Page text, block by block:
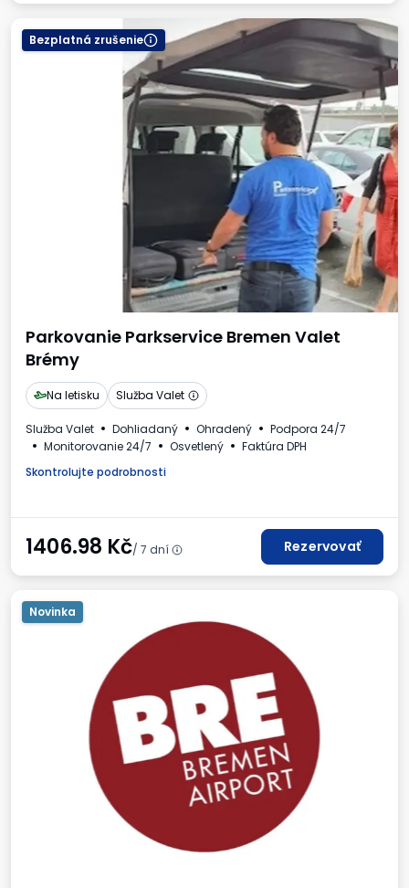
Bezplatná zrušenie
Parkovanie Parkservice Bremen Valet
Brémy
Na letisku Služba Valet
Služba Valet Dohliadaný Ohradený
Podpora 24/7
Monitorovanie 24/7
Osvetlený
Faktúra DPH
Skontrolujte podrobnosti
1406.98 Kč/ 7 dní Rezervovať
Novinka